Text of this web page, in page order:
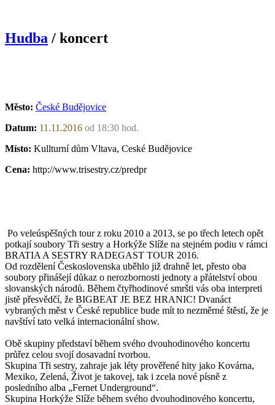
Hudba / koncert
Město: České Budějovice
Datum: 11.11.2016 od 18:30 hod.
Místo: Kullturní dům Vltava, Ceské Budějovice
Cena: http://www.trisestry.cz/predpr
Po veleúspěšných tour z roku 2010 a 2013, se po třech letech opět
potkají soubory Tři sestry a Horkýže Slíže na stejném podiu v rámci
BRATIA A SESTRY RADEGAST TOUR 2016.
Od rozdělení Československa uběhlo již drahně let, přesto oba
soubory přinášejí důkaz o nerozbornosti jednoty a přátelství obou
slovanských národů. Během čtyřhodinové smršti vás oba interpreti
jistě přesvědčí, že BIGBEAT JE BEZ HRANIC! Dvanáct
vybraných měst v České republice bude mít to nezměrné štěstí, že je
navštíví tato velká internacionální show.
Obě skupiny představí během svého dvouhodinového koncertu
průřez celou svojí dosavadní tvorbou.
Skupina Tři sestry, zahraje jak léty prověřené hity jako Kovárna,
Mexiko, Zelená, Život je takovej, tak i zcela nové písně z
posledního alba „Fernet Underground“.
Skupina Horkýže Slíže během svého dvouhodinového koncertu,